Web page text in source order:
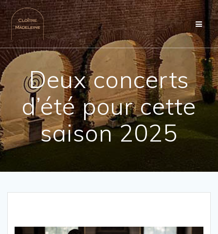
Passer
au
contenu
Deux concerts
d’été pour cette
saison 2025